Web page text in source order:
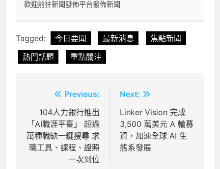
歡迎前往新聞發佈平台發佈新聞
Tagged: 今日要聞 最新消息
焦點新聞
熱門話題
重點關注
導
覽
Previous:
104人力銀行推出
「AI職涯平臺」 超過
萬種職缺一鍵搜尋 求
職工具、課程、證照
一次到位
Next:
Linker Vision 完成
3,500 萬美元 A 輪募
資，加速全球 AI 生
態系發展